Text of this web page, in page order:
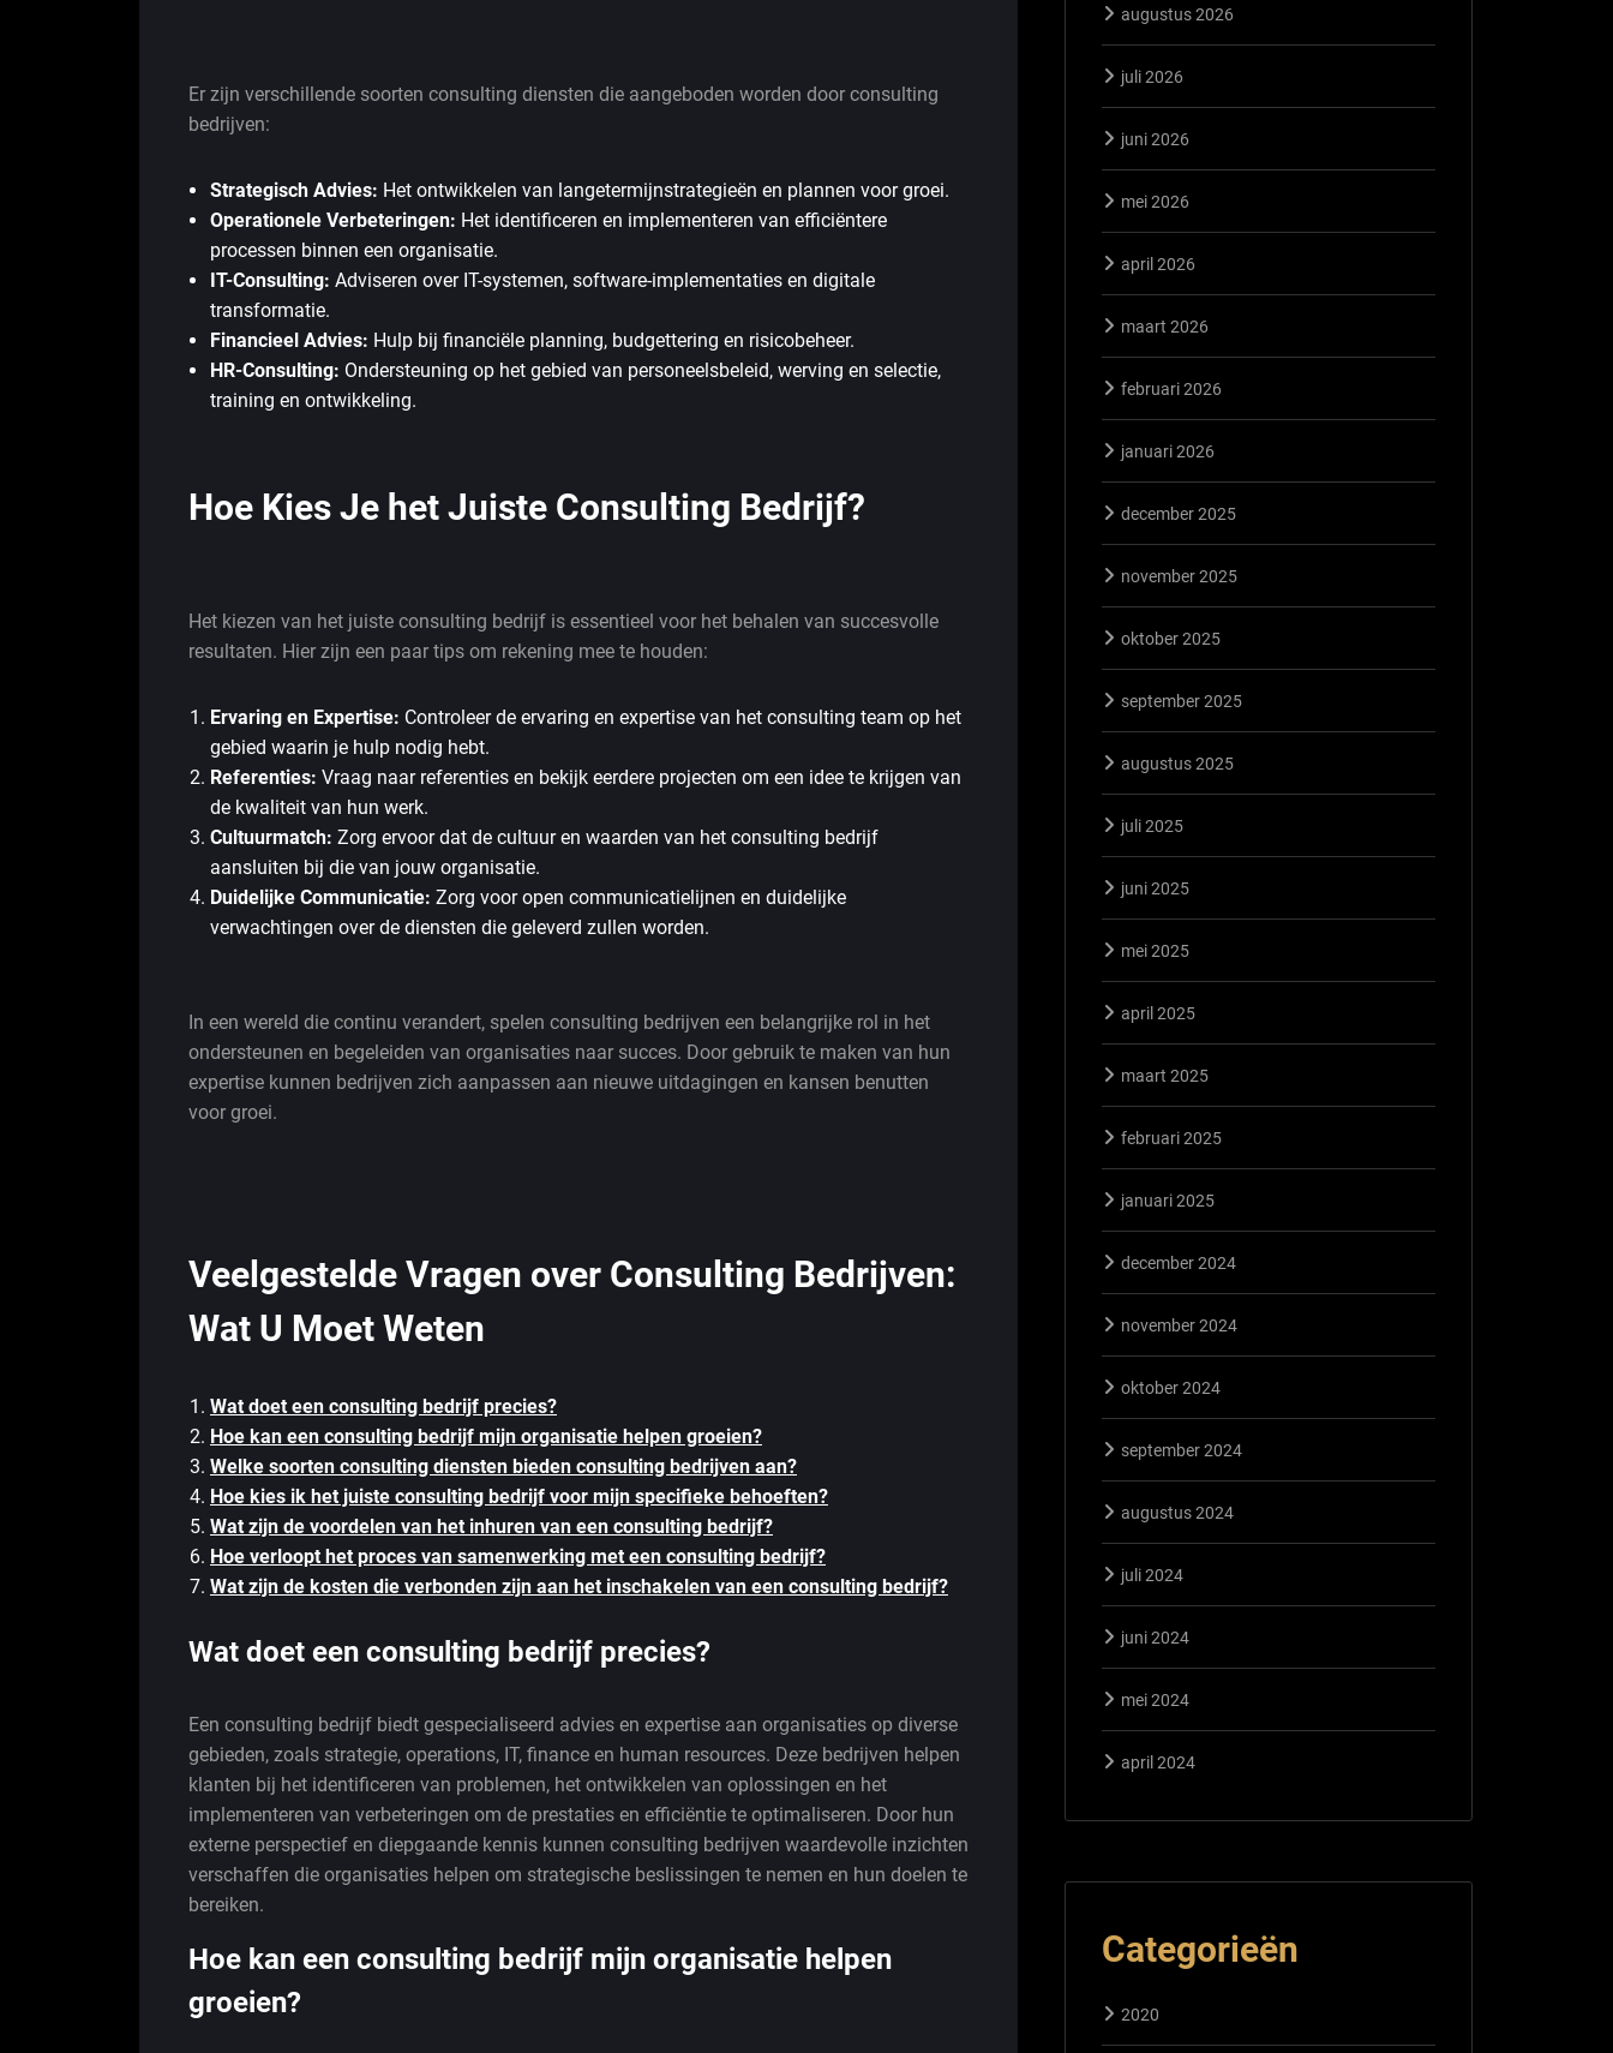
Er zijn verschillende soorten consulting diensten die aangeboden worden door consulting
bedrijven:
Strategisch Advies: Het ontwikkelen van langetermijnstrategieën en plannen voor groei.
Operationele Verbeteringen: Het identificeren en implementeren van efficiëntere
processen binnen een organisatie.
IT-Consulting: Adviseren over IT-systemen, software-implementaties en digitale
transformatie.
Financieel Advies: Hulp bij financiële planning, budgettering en risicobeheer.
HR-Consulting: Ondersteuning op het gebied van personeelsbeleid, werving en selectie,
training en ontwikkeling.
Hoe Kies Je het Juiste Consulting Bedrijf?
Het kiezen van het juiste consulting bedrijf is essentieel voor het behalen van succesvolle
resultaten. Hier zijn een paar tips om rekening mee te houden:
Ervaring en Expertise: Controleer de ervaring en expertise van het consulting team op het
gebied waarin je hulp nodig hebt.
Referenties: Vraag naar referenties en bekijk eerdere projecten om een idee te krijgen van
de kwaliteit van hun werk.
Cultuurmatch: Zorg ervoor dat de cultuur en waarden van het consulting bedrijf
aansluiten bij die van jouw organisatie.
Duidelijke Communicatie: Zorg voor open communicatielijnen en duidelijke
verwachtingen over de diensten die geleverd zullen worden.
In een wereld die continu verandert, spelen consulting bedrijven een belangrijke rol in het
ondersteunen en begeleiden van organisaties naar succes. Door gebruik te maken van hun
expertise kunnen bedrijven zich aanpassen aan nieuwe uitdagingen en kansen benutten
voor groei.
Veelgestelde Vragen over Consulting Bedrijven:
Wat U Moet Weten
Wat doet een consulting bedrijf precies?
Hoe kan een consulting bedrijf mijn organisatie helpen groeien?
Welke soorten consulting diensten bieden consulting bedrijven aan?
Hoe kies ik het juiste consulting bedrijf voor mijn specifieke behoeften?
Wat zijn de voordelen van het inhuren van een consulting bedrijf?
Hoe verloopt het proces van samenwerking met een consulting bedrijf?
Wat zijn de kosten die verbonden zijn aan het inschakelen van een consulting bedrijf?
Wat doet een consulting bedrijf precies?
Een consulting bedrijf biedt gespecialiseerd advies en expertise aan organisaties op diverse
gebieden, zoals strategie, operations, IT, finance en human resources. Deze bedrijven helpen
klanten bij het identificeren van problemen, het ontwikkelen van oplossingen en het
implementeren van verbeteringen om de prestaties en efficiëntie te optimaliseren. Door hun
externe perspectief en diepgaande kennis kunnen consulting bedrijven waardevolle inzichten
verschaffen die organisaties helpen om strategische beslissingen te nemen en hun doelen te
bereiken.
Hoe kan een consulting bedrijf mijn organisatie helpen
groeien?
augustus 2026
juli 2026
juni 2026
mei 2026
april 2026
maart 2026
februari 2026
januari 2026
december 2025
november 2025
oktober 2025
september 2025
augustus 2025
juli 2025
juni 2025
mei 2025
april 2025
maart 2025
februari 2025
januari 2025
december 2024
november 2024
oktober 2024
september 2024
augustus 2024
juli 2024
juni 2024
mei 2024
april 2024
Categorieën
2020